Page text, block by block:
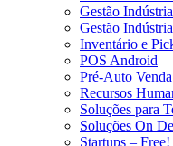
Gestão
Gestão
Inventário e
POS Android
Pré-Auto
Recursos
Soluções para
Soluções On
Startups – Free!